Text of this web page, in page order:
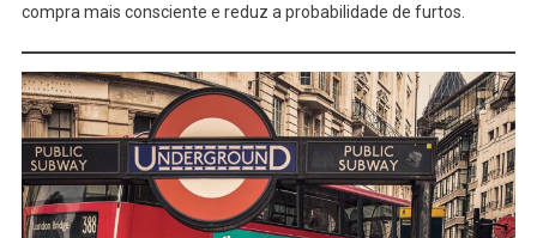
compra mais consciente e reduz a probabilidade de furtos.